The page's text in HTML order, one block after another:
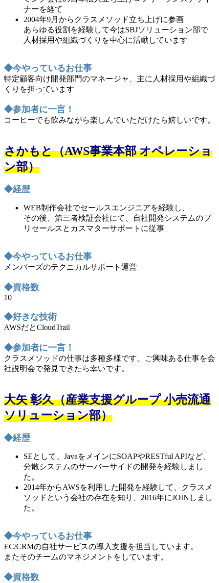
ナーを経て
2004年9月からクラスメソッド立ち上げに参画
あらゆる役割を経験して今はSBJソリューション部で
人材採用や組織づくりを中心に活動しています
◆今やっているお仕事
特定顧客向け開発部門のマネージャ、主に人材採用や組織づ
くりを担っています
◆参加者に一言！
コーヒーでも飲みながら楽しんでいただけたら嬉しいです。
さかもと（AWS事業本部 オペレーショ
ン部）
◆経歴
WEB制作会社でセールスエンジニアを経験し、
その後、第三者検証会社にて、自社開発システムのプ
リセールスとカスマターサポートに従事
◆今やっているお仕事
メンバーズのテクニカルサポート運営
◆資格数
10
◆好きな技術
AWSだとCloudTrail
◆参加者に一言！
クラスメソッドの仕事は多種多様です。ご興味ある仕事を会
社説明会で発見できたら幸いです。
大矢 彰久（産業支援グループ 小売流通
ソリューション部）
◆経歴
SEとして、JavaをメインにSOAPやRESTful APIなど、
分散システムのサーバーサイドの開発を経験しまし
た。
2014年からAWSを利用した開発を経験して、クラスメ
ソッドという会社の存在を知り、2016年にJOINしまし
た。
◆今やっているお仕事
EC/CRMの自社サービスの導入支援を担当しています。
またそのチームのマネジメントをしています。
◆資格数